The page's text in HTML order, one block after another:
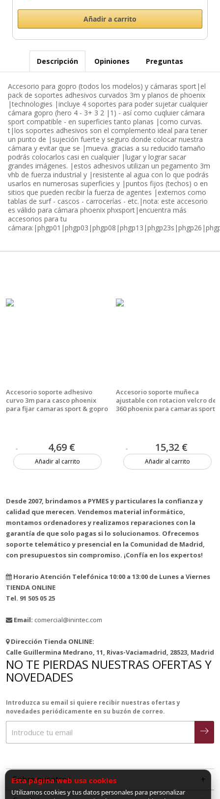
Descripción Opiniones Preguntas
Accesorio para gopro (todos los modelos) y cámaras sport|el
pack de soportes adhesivos curvados 3m y planos de phoenix
|technologies |incluye 4 soportes para poder sujetar cualquier
cámara gopro (hero 4 - 3+ 3 2 |1) - así como cuqluier cámara
sport compatible - en superficies tanto planas |como curvas.
t|los soportes adhesivos son el complemento ideal para tener
un punto de |sujeción fuerte y seguro donde colocar nuestra
cámara y evitar que se |mueva. gracias a su reducido tamaño
podrás colocarlos casi en cualquier |lugar y lograr sacar
grandes imágenes. |estos adhesivos utilizan un pegamento 3m
vhb de fuerza industrial y |resistente al agua con lo que podrás
usarlos en numerosas superficies y |puntos fijos (techos) o en
sitios que pueden recibir la fuerza de agentes |externos como
tablas de surf - cascos - carrocerías - etc.|nota: este accesorio
es válido para cámara phoenix phxsport|encuentra más
accesorios para tu
Accesorio soporte adhesivo
curvo 3m para casco phoenix
para fijar camaras sport & gopro
4,69 €
Añadir al carrito
Accesorio soporte muñeca
ajustable con rotacion velcro de
360 phoenix para camaras sport
15,32 €
Añadir al carrito
Desde 2007, brindamos a PYMES y particulares la confianza y
calidad que merecen. Vendemos material informático,
montamos ordenadores y realizamos reparaciones con la
garantía de que solo pagas si lo solucionamos. Ofrecemos
soporte telemático y presencial en la Comunidad de Madrid,
con presupuestos sin compromiso. ¡Confía en los expertos!
Horario Atención Telefónica 10:00 a 13:00 de Lunes a Viernes
TIENDA ONLINE
Tel. 91 505 05 25
Email: comercial@inintec.com
Dirección Tienda ONLINE:
Calle Guillermina Medrano, 11, Rivas-Vaciamadrid, 28523, Madrid
NO TE PIERDAS NUESTRAS OFERTAS Y
NOVEDADES
Introduzca su email si quiere recibir nuestras ofertas y
novedades periódicamente en su buzón de correo.
Sobre nosotros
Esta página web usa cookies
Utilizamos cookies y tus datos personales para personalizar